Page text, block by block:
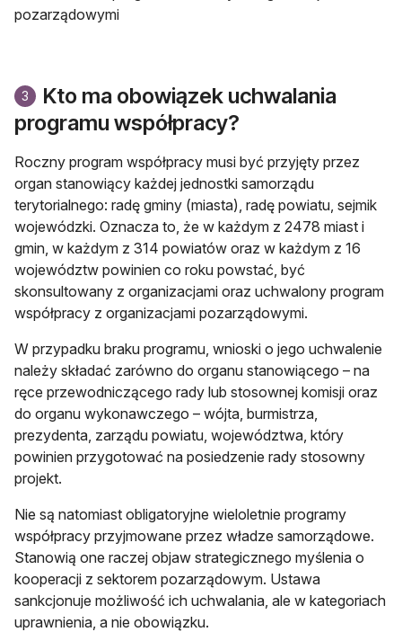
pozarządowymi
3
Kto ma obowiązek uchwalania
programu współpracy?
Roczny program współpracy musi być przyjęty przez
organ stanowiący każdej jednostki samorządu
terytorialnego: radę gminy (miasta), radę powiatu, sejmik
wojewódzki. Oznacza to, że w każdym z 2478 miast i
gmin, w każdym z 314 powiatów oraz w każdym z 16
województw powinien co roku powstać, być
skonsultowany z organizacjami oraz uchwalony program
współpracy z organizacjami pozarządowymi.
W przypadku braku programu, wnioski o jego uchwalenie
należy składać zarówno do organu stanowiącego – na
ręce przewodniczącego rady lub stosownej komisji oraz
do organu wykonawczego – wójta, burmistrza,
prezydenta, zarządu powiatu, województwa, który
powinien przygotować na posiedzenie rady stosowny
projekt.
Nie są natomiast obligatoryjne wieloletnie programy
współpracy przyjmowane przez władze samorządowe.
Stanowią one raczej objaw strategicznego myślenia o
kooperacji z sektorem pozarządowym. Ustawa
sankcjonuje możliwość ich uchwalania, ale w kategoriach
uprawnienia, a nie obowiązku.